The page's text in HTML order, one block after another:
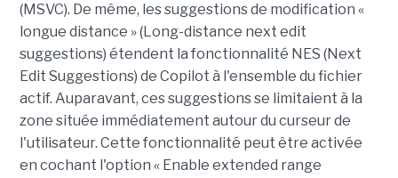
(MSVC). De même, les suggestions de modification «
longue distance » (Long-distance next edit
suggestions) étendent la fonctionnalité NES (Next
Edit Suggestions) de Copilot à l'ensemble du fichier
actif. Auparavant, ces suggestions se limitaient à la
zone située immédiatement autour du curseur de
l'utilisateur. Cette fonctionnalité peut être activée
en cochant l'option « Enable extended range